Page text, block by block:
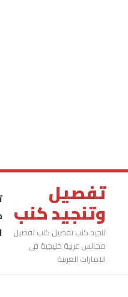
تفصيل
وتنجيد كنب
تنجيد كنب تفصيل كنب تفصيل
مجالس عربية خليجية فى
الامارات العربية